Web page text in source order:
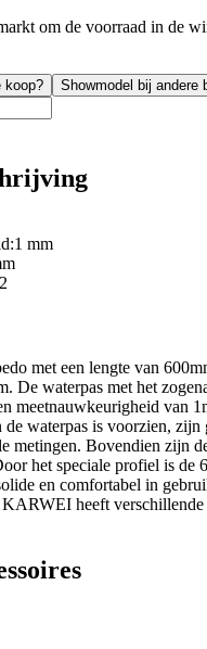
om de voorraad in de
koop? Showmodel bij andere
mm
met een lengte van
De waterpas met het
meetnauwkeurigheid van
waterpas is voorzien, zijn
metingen. Bovendien zijn
het speciale profiel is de
en comfortabel in
KARWEI heeft verschillende